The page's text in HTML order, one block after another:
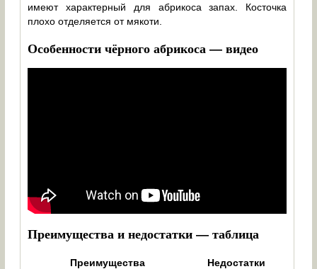
имеют характерный для абрикоса запах. Косточка
плохо отделяется от мякоти.
Особенности чёрного абрикоса — видео
Преимущества и недостатки — таблица
Преимущества Недостатки